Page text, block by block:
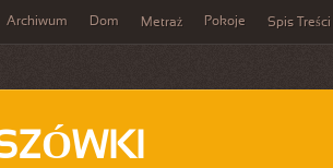
Archiwum Dom Metraż Pokoje Spis Treści